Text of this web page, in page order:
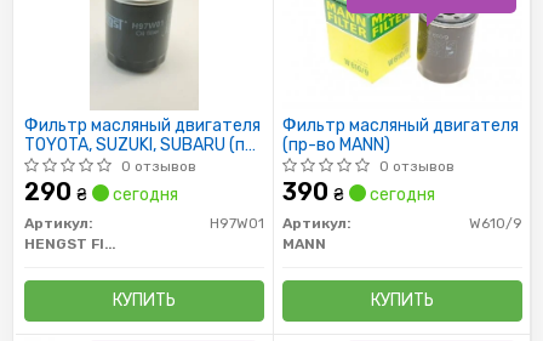
Фильтр масляный двигателя
TOYOTA, SUZUKI, SUBARU (пр-
во Hengst)
0 отзывов
290 ₴ сегодня
Артикул:
H97W01
HENGST FILTER
КУПИТЬ
Фильтр масляный двигателя
(пр-во MANN)
0 отзывов
390 ₴ сегодня
Артикул:
W610/9
MANN
КУПИТЬ